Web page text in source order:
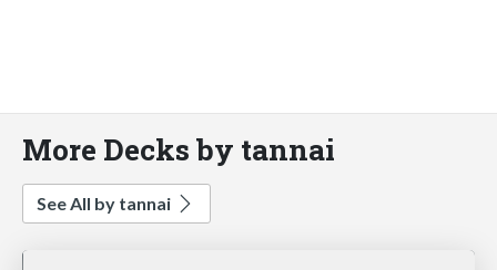
More Decks by tannai
See All by tannai